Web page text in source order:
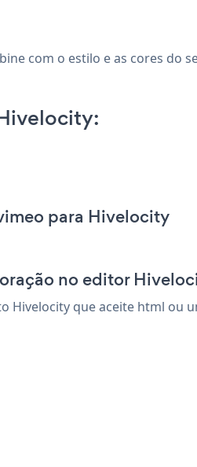
com o estilo e as cores do
para Hivelocity
no editor
que aceite html ou